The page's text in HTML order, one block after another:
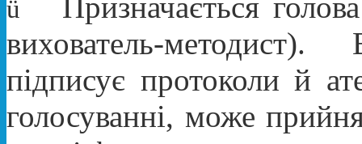
ü
Призначається
вихователь-
підписує протоколи й
голосуванні, може